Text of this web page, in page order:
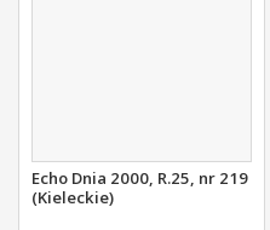
Echo Dnia 2000, R.25, nr 219
(Kieleckie)